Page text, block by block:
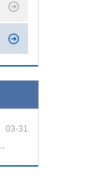
03-31